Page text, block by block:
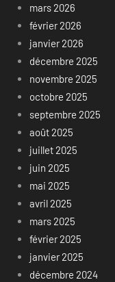
mars 2026
février 2026
janvier 2026
décembre 2025
novembre 2025
octobre 2025
septembre 2025
août 2025
juillet 2025
juin 2025
mai 2025
avril 2025
mars 2025
février 2025
janvier 2025
décembre 2024